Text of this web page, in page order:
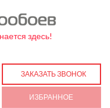
здесь!
ЗАКАЗАТЬ ЗВОНОК
ИЗБРАННОЕ